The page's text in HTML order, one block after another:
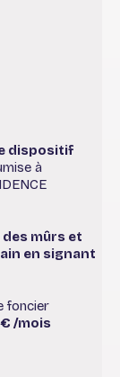
dispositif
à
mûrs et
en signant
foncier
€ /mois